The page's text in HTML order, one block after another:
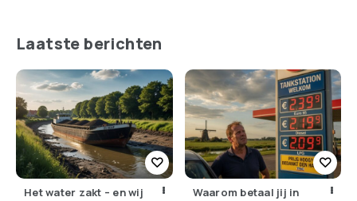
Laatste berichten
Het water zakt – en wij
Waarom betaal jij in